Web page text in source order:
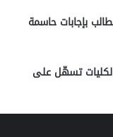
بإجابات حاسمة
تسهّل على